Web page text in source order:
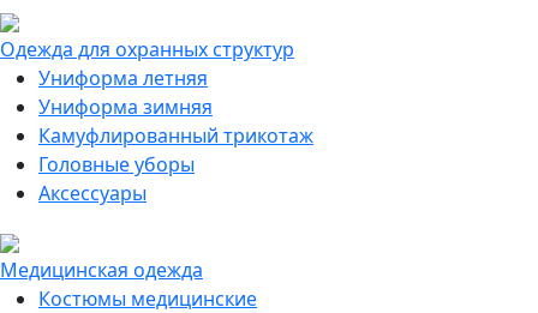
Одежда для охранных структур
Униформа летняя
Униформа зимняя
Камуфлированный трикотаж
Головные уборы
Аксессуары
Медицинская одежда
Костюмы медицинские